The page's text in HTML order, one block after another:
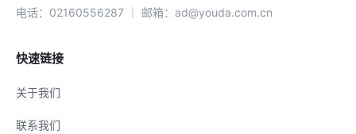
电话：02160556287 ｜ 邮箱：ad@youda.com.cn
快速链接
关于我们
联系我们